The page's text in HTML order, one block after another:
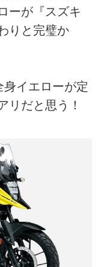
ーが『スズキ
りと完璧か
イエローが定
だと思う！